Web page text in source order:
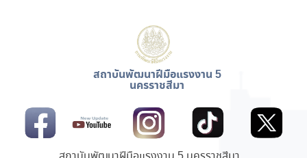
สถาบันพัฒนาฝีมือแรงงาน 5
นครราชสีมา